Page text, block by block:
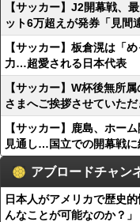
【サッカー】J2開幕戦、
ット6万超えが発券「見間
【サッカー】板倉滉は「
力…超愛される日本代表
【サッカー】W杯後無所
さまへご挨拶させていただ
【サッカー】鹿島、ホー
見通し…国立での開幕戦に
アブロードチャン
日本人がアメリカで歴史
んなことが可能なのか？」